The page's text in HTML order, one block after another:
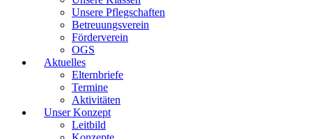
Unsere Pflegschaften
Betreuungsverein
Förderverein
OGS
Aktuelles
Elternbriefe
Termine
Aktivitäten
Unser Konzept
Leitbild